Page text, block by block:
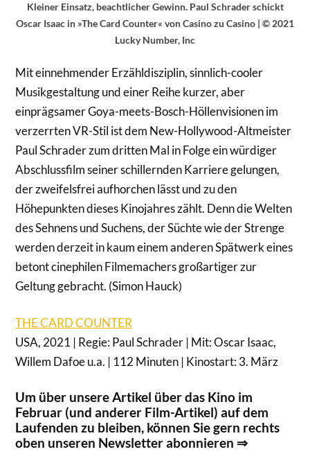
Kleiner Einsatz, beachtlicher Gewinn. Paul Schrader schickt
Oscar Isaac in »The Card Counter« von Casino zu Casino | © 2021
Lucky Number, Inc
Mit einnehmender Erzähldisziplin, sinnlich-cooler
Musikgestaltung und einer Reihe kurzer, aber
einprägsamer Goya-meets-Bosch-Höllenvisionen im
verzerrten VR-Stil ist dem New-Hollywood-Altmeister
Paul Schrader zum dritten Mal in Folge ein würdiger
Abschlussfilm seiner schillernden Karriere gelungen,
der zweifelsfrei aufhorchen lässt und zu den
Höhepunkten dieses Kinojahres zählt. Denn die Welten
des Sehnens und Suchens, der Süchte wie der Strenge
werden derzeit in kaum einem anderen Spätwerk eines
betont cinephilen Filmemachers großartiger zur
Geltung gebracht. (Simon Hauck)
THE CARD COUNTER
USA, 2021 | Regie: Paul Schrader | Mit: Oscar Isaac,
Willem Dafoe u.a. | 112 Minuten | Kinostart: 3. März
Um über unsere Artikel über das Kino im
Februar (und anderer Film-Artikel) auf dem
Laufenden zu bleiben, können Sie gern rechts
oben unseren Newsletter abonnieren ⇒